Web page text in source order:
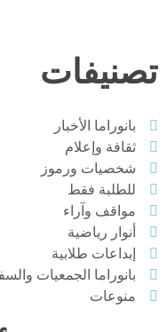
تصنيفات
بانوراما الأخبار
ثقافة وإعلام
شخصيات ورموز
للطلبة فقط
مواقف وآراء
أنوار رياضية
إبداعات طلابية
بانوراما الجمعيات
منوعات